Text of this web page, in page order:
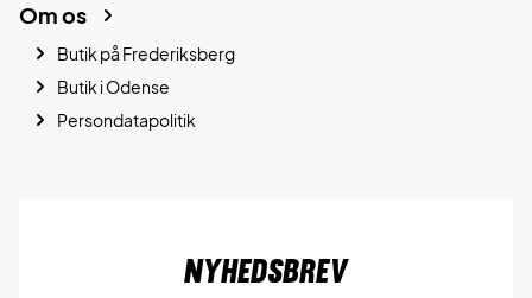
Om os
Butik på Frederiksberg
Butik i Odense
Persondatapolitik
Nyhedsbrev